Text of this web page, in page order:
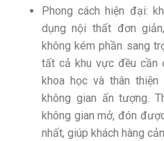
Phong cách hiện đại:
dụng nội thất đơn
không kém phần sang
tất cả khu vực đều cần
khoa học và thân
không gian ấn tượng.
không gian mở, đón
nhất, giúp khách hàng